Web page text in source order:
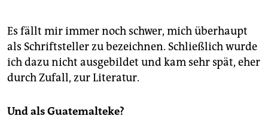
Es fällt mir immer noch schwer, mich überhaupt
als Schriftsteller zu bezeichnen. Schließlich wurde
ich dazu nicht ausgebildet und kam sehr spät, eher
durch Zufall, zur Literatur.
Und als Guatemalteke?